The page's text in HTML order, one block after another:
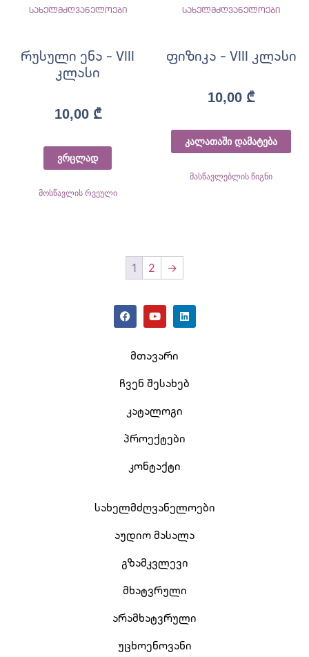
სახელმძღვანელოები
რუსული ენა – VIII
კლასი
10,00 ₾
ვრცლად
მოსწავლის რვეული
სახელმძღვანელოები
ფიზიკა – VIII კლასი
10,00 ₾
კალათაში დამატება
მასწავლებლის წიგნი
1 2 →
მთავარი
ჩვენ შესახებ
კატალოგი
პროექტები
კონტაქტი
სახელმძღვანელოები
აუდიო მასალა
გზამკვლევი
მხატვრული
არამხატვრული
უცხოენოვანი